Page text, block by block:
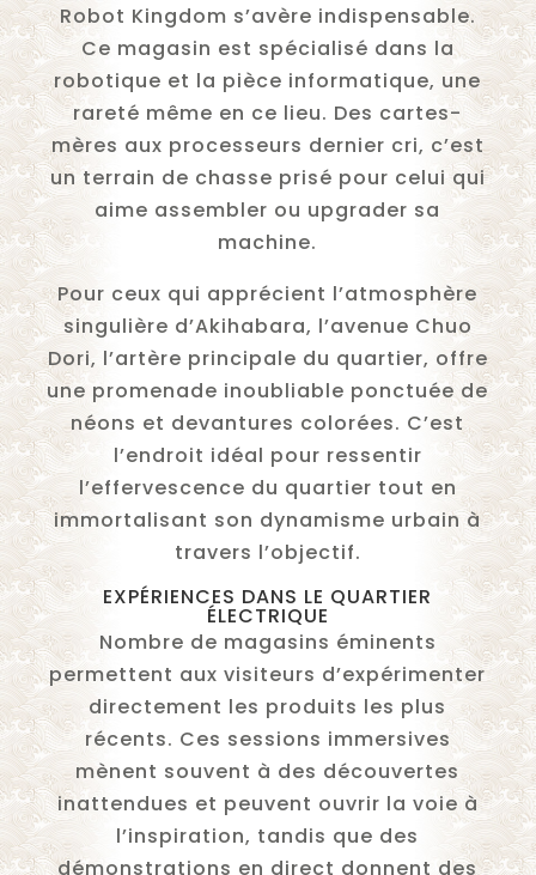
Robot Kingdom s’avère indispensable.
Ce magasin est spécialisé dans la
robotique et la pièce informatique, une
rareté même en ce lieu. Des cartes-
mères aux processeurs dernier cri, c’est
un terrain de chasse prisé pour celui qui
aime assembler ou upgrader sa
machine.
Pour ceux qui apprécient l’atmosphère
singulière d’Akihabara, l’avenue Chuo
Dori, l’artère principale du quartier, offre
une promenade inoubliable ponctuée de
néons et devantures colorées. C’est
l’endroit idéal pour ressentir
l’effervescence du quartier tout en
immortalisant son dynamisme urbain à
travers l’objectif.
EXPÉRIENCES DANS LE QUARTIER
ÉLECTRIQUE
Nombre de magasins éminents
permettent aux visiteurs d’expérimenter
directement les produits les plus
récents. Ces sessions immersives
mènent souvent à des découvertes
inattendues et peuvent ouvrir la voie à
l’inspiration, tandis que des
démonstrations en direct donnent des